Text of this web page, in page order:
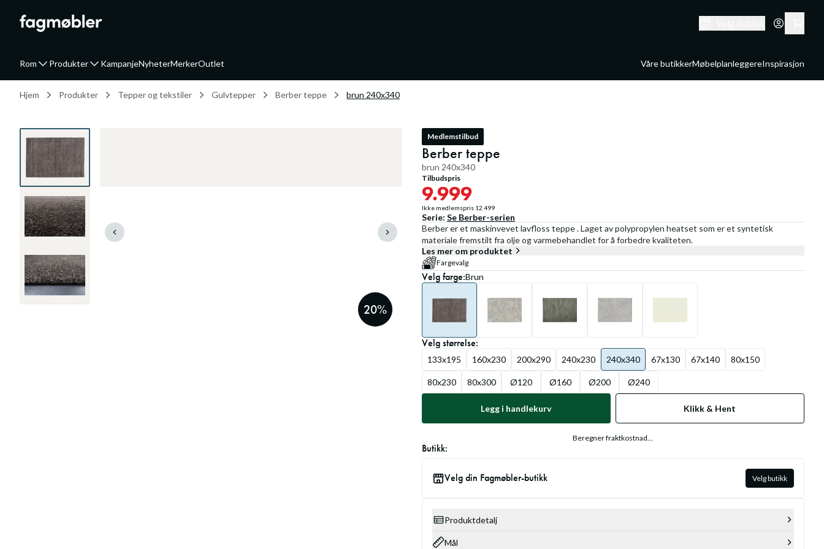
Rom Produkter KampanjeNyheterMerkerOutlet Våre butikkerMøbelplanleggereInspirasjon
Hjem Produkter Tepper og tekstiler Gulvtepper Berber teppe brun 240x340
20%
Medlemstilbud
Berber teppe
brun 240x340
Tilbudspris
9.999
Ikke medlemspris 12.499
Serie: Se Berber-serien
Berber er et maskinvevet lavfloss teppe . Laget av polypropylen heatset som er et syntetisk
materiale fremstilt fra olje og varmebehandlet for å forbedre kvaliteten.
Les mer om produktet
Fargevalg
Velgfarge:Brun
Velgstørrelse:
133x195 160x230 200x290 240x230 240x340 67x130 67x140 80x150
80x230 80x300 Ø120 Ø160 Ø200 Ø240
Legg i handlekurv Klikk & Hent
Beregner fraktkostnad...
Butikk:
Velg din Fagmøbler-butikk Velg butikk
Produktdetalj
Mål